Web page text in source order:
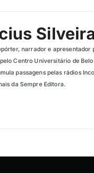
narrador e apresentador
Centro Universitário de
passagens pelas rádios
da Sempre Editora.